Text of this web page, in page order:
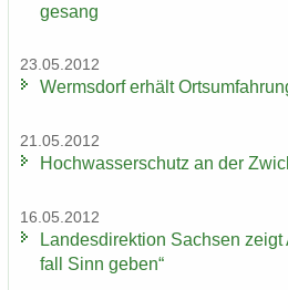
ge­sang
23.05.2012
Werms­dorf er­hält
21.05.2012
Hoch­was­ser­schutz an der
16.05.2012
Lan­des­di­rek­ti­on Sach­sen
fall Sinn geben“